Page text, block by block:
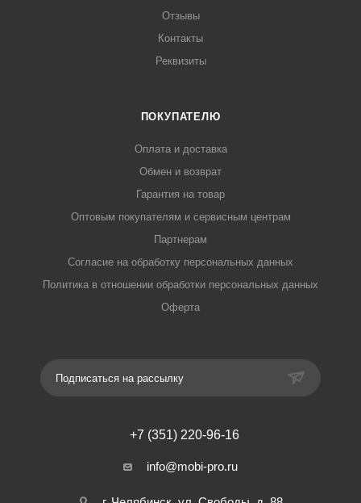
Отзывы
Контакты
Реквизиты
ПОКУПАТЕЛЮ
Оплата и доставка
Обмен и возврат
Гарантия на товар
Оптовым покупателям и сервисным центрам
Партнерам
Согласие на обработку персональных данных
Политика в отношении обработки персональных данных
Оферта
Подписаться на рассылку
+7 (351) 220-96-16
info@mobi-pro.ru